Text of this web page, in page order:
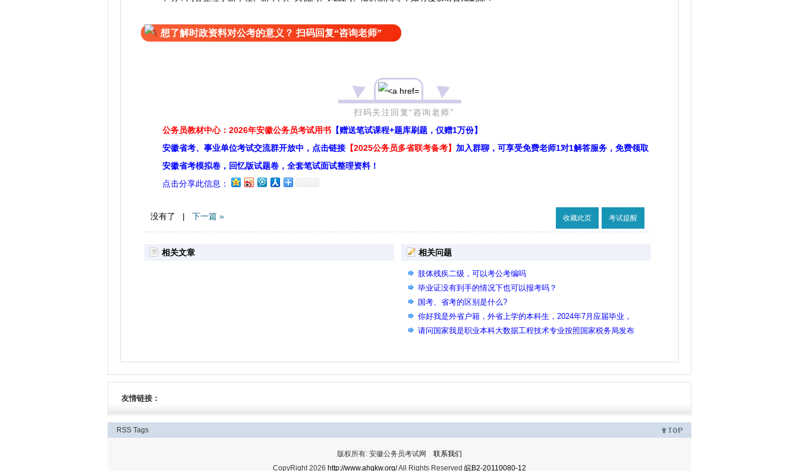
想了解时政资料对公考的意义？ 扫码回复“咨询老师”
扫码关注回复“咨询老师”
公务员教材中心：2026年安徽公务员考试用书 【赠送笔试课程+题库刷题，仅赠1万份】
安徽省考、事业单位考试交流群开放中，点击链接 【2025公务员多省联考备考】 加入群聊，可享受免费老师1对1解答服务，免费领取
安徽省考模拟卷，回忆版试题卷，全套笔试面试整理资料！
点击分享此信息：
没有了 | 下一篇 » 收藏此页 考试提醒
相关文章 相关问题
肢体残疾二级，可以考公考编吗
毕业证没有到手的情况下也可以报考吗？
国考、省考的区别是什么?
你好我是外省户籍，外省上学的本科生，2024年7月应届毕业，
能参加2026年上半年的省考么？
请问国家我是职业本科大数据工程技术专业按照国家税务局发布
友情链接：
RSS Tags
版权所有: 安徽公务员考试网 联系我们
CopyRight 2026 http://www.ahgkw.org/All Rights Reserved 皖B2-20110080-12